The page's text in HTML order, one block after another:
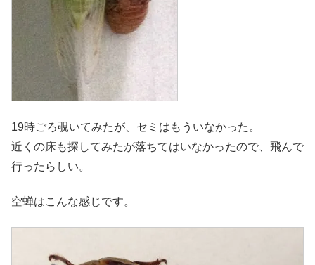
19時ごろ覗いてみたが、セミはもういなかった。
近くの床も探してみたが落ちてはいなかったので、飛んで
行ったらしい。
空蝉はこんな感じです。